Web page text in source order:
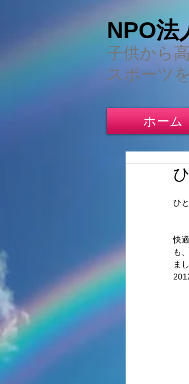
NPO法
子供から
スポーツ
ホーム
ひ
快
も
ま